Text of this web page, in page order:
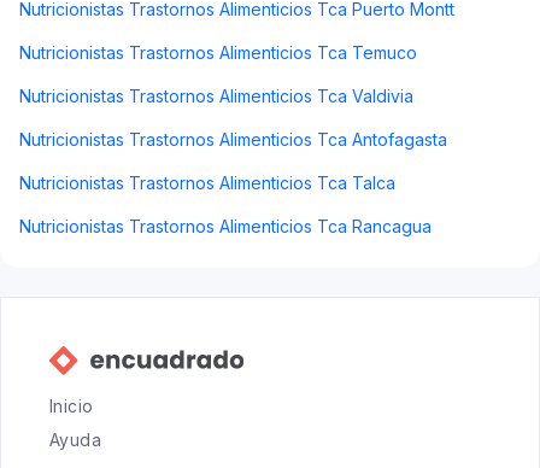
Nutricionistas Trastornos Alimenticios Tca Puerto Montt
Nutricionistas Trastornos Alimenticios Tca Temuco
Nutricionistas Trastornos Alimenticios Tca Valdivia
Nutricionistas Trastornos Alimenticios Tca Antofagasta
Nutricionistas Trastornos Alimenticios Tca Talca
Nutricionistas Trastornos Alimenticios Tca Rancagua
Inicio
Ayuda